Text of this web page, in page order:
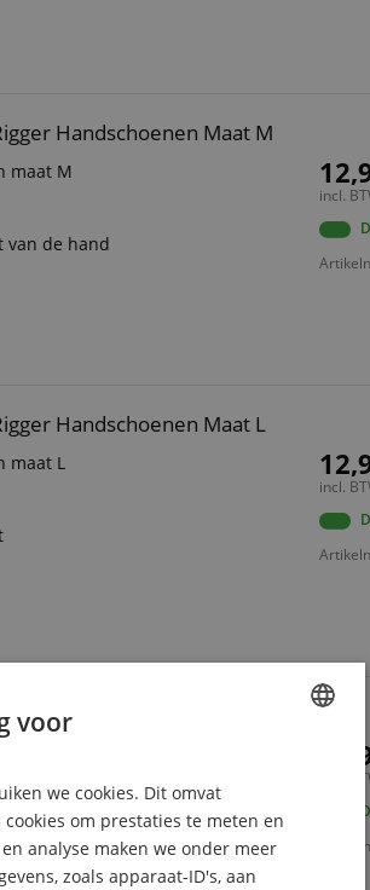
Handschoenen Maat M
maat M
van de hand
incl.
Handschoenen Maat L
maat L
incl.
Handschoenen Maat M
van de hand
incl.
voor
we cookies. Dit omvat
om prestaties te meten en
analyse maken we onder meer
zoals apparaat-ID's, aan